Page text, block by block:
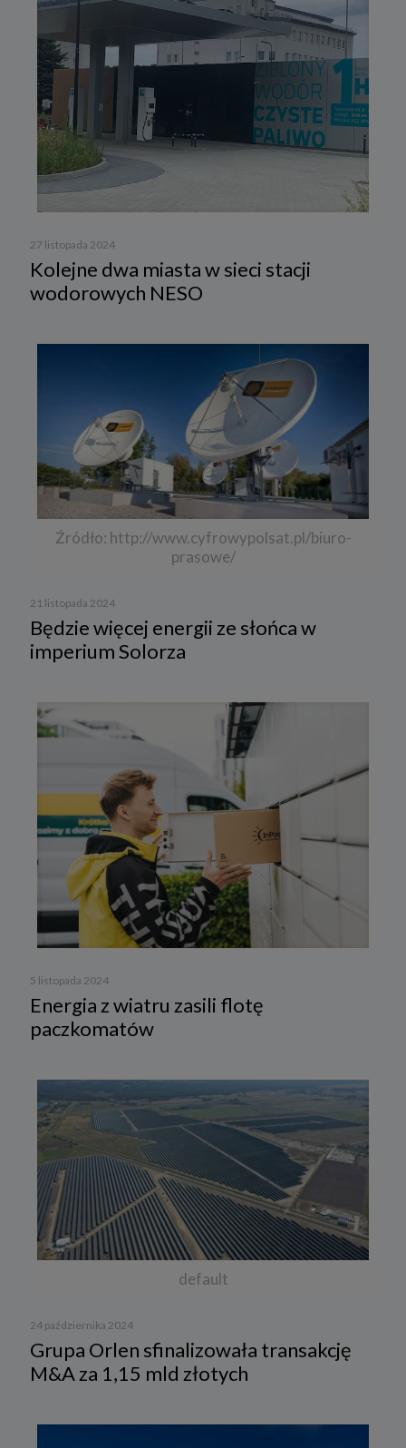
27 listopada 2024
Kolejne dwa miasta w sieci stacji
wodorowych NESO
Źródło: http://www.cyfrowypolsat.pl/biuro-
prasowe/
21 listopada 2024
Będzie więcej energii ze słońca w
imperium Solorza
5 listopada 2024
Energia z wiatru zasili flotę
paczkomatów
default
24 października 2024
Grupa Orlen sfinalizowała transakcję
M&A za 1,15 mld złotych